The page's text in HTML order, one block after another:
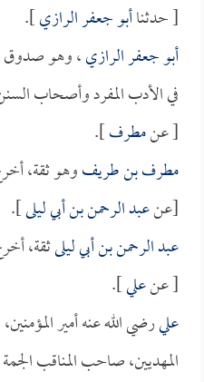
[ حدثناأبو جعفر الرازي].
أبو جعفر الرازي، وهو صدوق
في الأدب المفرد وأصحاب
[ عنمطرف].
مطرف بن طريفوهو ثقة،
[عنعبد الرحمن بن أبي ليلى].
عبد الرحمن بن أبي ليلىثقة،
[ عنعلي].
عليرضي الله عنه أمير
المهديين، صاحب المناقب